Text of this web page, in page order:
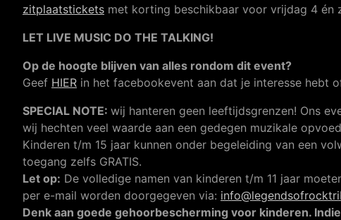
zitplaatstickets met korting beschikbaar voor vrijdag 4 én
LET LIVE MUSIC DO THE TALKING!
Op de hoogte blijven van alles rondom dit event?
Geef HIER in het facebookevent aan dat je interesse hebt
SPECIAL NOTE: wij hanteren geen leeftijdsgrenzen! Ons
wij hechten veel waarde aan een gedegen muzikale
Kinderen t/m 15 jaar kunnen onder begeleiding van een
toegang zelfs GRATIS.
Let op: De volledige namen van kinderen t/m 11 jaar
per e-mail worden doorgegeven via:
Denk aan goede gehoorbescherming voor kinderen.